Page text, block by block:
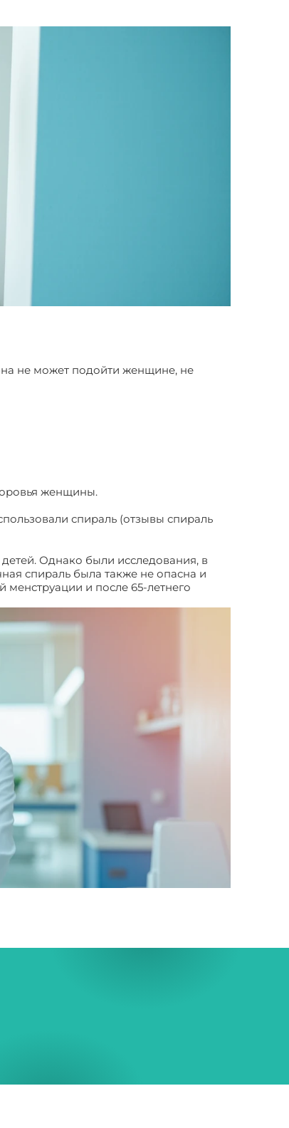
не может подойти женщине, не
женщины.
спираль (отзывы спираль
Однако были исследования, в
спираль была также не опасна и
и после 65-летнего